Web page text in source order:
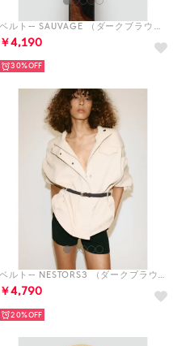
ベルト-- SAUVAGE （ダークブラウン）
￥4,190
30%
ベルト-- NESTORS3 （ダークブラウン）
￥4,790
20%